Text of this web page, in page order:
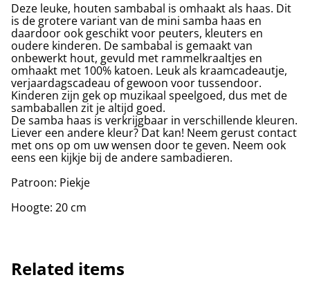
Deze leuke, houten sambabal is omhaakt als haas. Dit
is de grotere variant van de mini samba haas en
daardoor ook geschikt voor peuters, kleuters en
oudere kinderen. De sambabal is gemaakt van
onbewerkt hout, gevuld met rammelkraaltjes en
omhaakt met 100% katoen. Leuk als kraamcadeautje,
verjaardagscadeau of gewoon voor tussendoor.
Kinderen zijn gek op muzikaal speelgoed, dus met de
sambaballen zit je altijd goed.
De samba haas is verkrijgbaar in verschillende kleuren.
Liever een andere kleur? Dat kan! Neem gerust contact
met ons op om uw wensen door te geven. Neem ook
eens een kijkje bij de andere sambadieren.
Patroon: Piekje
Hoogte: 20 cm
Related items